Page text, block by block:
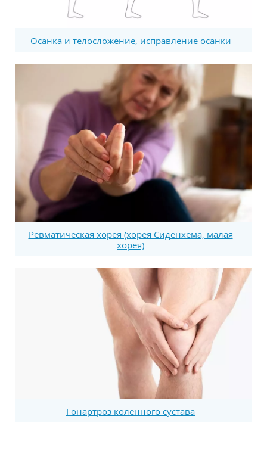
Осанка и телосложение, исправление осанки
Ревматическая хорея (хорея Сиденхема, малая
хорея)
Гонартроз коленного сустава